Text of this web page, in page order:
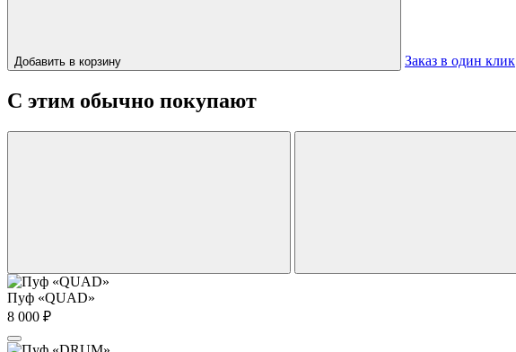
Добавить в корзину Заказ в один клик
С этим обычно покупают
Пуф «QUAD»
8 000 ₽